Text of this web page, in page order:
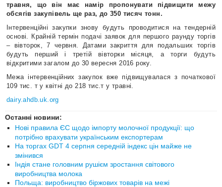
травня, що він має намір пропонувати підвищити межу
обсягів закупівель ще раз, до 350 тисяч тонн.
Інтервенційні закупки знову будуть проводитися на тендерній
основі. Крайній термін подачі заявок для першого раунду торгів
– вівторок, 7 червня. Датами закриття для подальших торгів
будуть перший і третій вівторки місяця, а торги будуть
відкритими загалом до 30 вересня 2016 року.
Межа інтервенційних закупок вже підвищувалася з початкової
109 тис. т у квітні до 218 тис.т у травні.
dairy.ahdb.uk.org
Останні новини:
Нові правила ЄС щодо імпорту молочної продукції: що
потрібно врахувати українським експортерам
На торгах GDT 4 серпня середній індекс цін майже не
змінився
Індія стане головним рушієм зростання світового
виробництва молока
Польща: виробництво біржових товарів на межі